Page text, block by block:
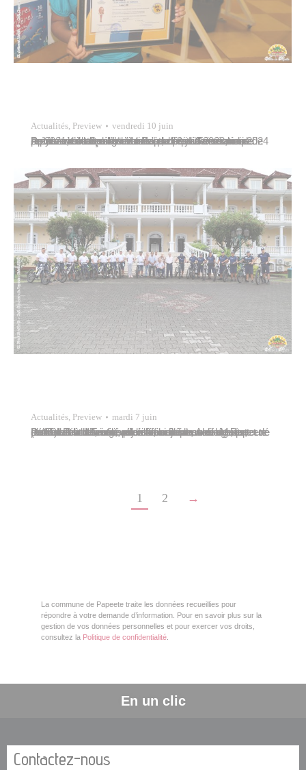
Actualités, Preview vendredi 10 juin
Après avoir reçu le “bronze” du label Génération 2024 en 2021, l’école élémentaire publique Taimoana de Patutoa a obtenu l’“or” cette année. La cérémonie de remise des labels avait lieu à la présidence de la Polynésie française ce mercredi 8 juin 2022, en présence de George Vanffaut, conseiller municipal représentant le maire de Papeete et…
Actualités, Preview mardi 7 juin
Dans le but d’améliorer l’efficacité de ses agents et de renforcer la sécurité en ville, la commune de Papeete s’est dotée de vingt vélos à assistance électrique (VAE). Paul Maiotui, premier adjoint au maire, entouré de Marcelino Teata, adjoint au maire, Alain Mai et Patrick Bordet, conseillers municipaux délégués, procédait à leur réception officielle le…
1 2 →
La commune de Papeete traite les données recueillies pour
répondre à votre demande d’information. Pour en savoir plus sur la
gestion de vos données personnelles et pour exercer vos droits,
consultez la Politique de confidentialité
En un clic
Contactez-nous